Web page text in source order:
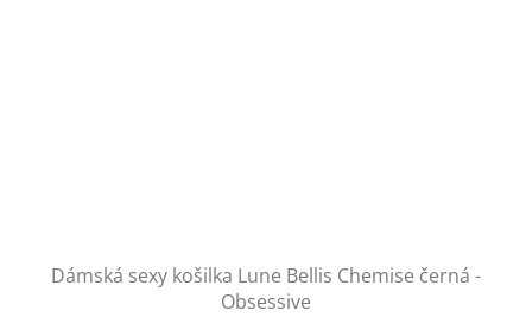
Dámská sexy košilka Lune Bellis Chemise černá -
Obsessive